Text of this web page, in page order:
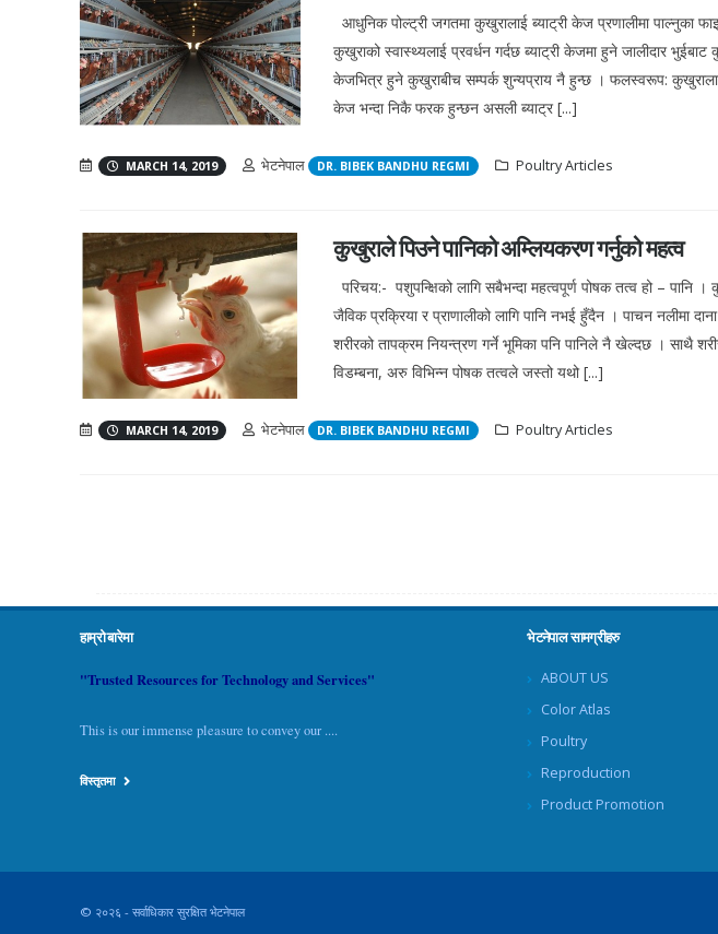
आधुनिक पोल्ट्री जगतमा कुखुरालाई ब्याट्री केज प्रणालीमा पाल्नुका
कुखुराको स्वास्थ्यलाई प्रवर्धन गर्दछ ब्याट्री केजमा हुने जालीदार
केजभित्र हुने कुखुराबीच सम्पर्क शुन्यप्राय नै हुन्छ । फलस्वरूप: कुखुरालाई
केज भन्दा निकै फरक हुन्छन असली ब्याट्र [...]
MARCH 14, 2019 भेटनेपाल DR. BIBEK BANDHU REGMI Poultry Articles
कुखुराले पिउने पानिको अम्लियकरण गर्नुको महत्व
परिचय:- पशुपन्क्षिको लागि सबैभन्दा महत्वपूर्ण पोषक तत्व हो – पानि
जैविक प्रक्रिया र प्राणालीको लागि पानि नभई हुँदैन । पाचन नलीमा
शरीरको तापक्रम नियन्त्रण गर्ने भूमिका पनि पानिले नै खेल्दछ । साथै
विडम्बना, अरु विभिन्न पोषक तत्वले जस्तो यथो [...]
MARCH 14, 2019 भेटनेपाल DR. BIBEK BANDHU REGMI Poultry Articles
हाम्रो बारेमा
"Trusted Resources for Technology and Services"
This is our immense pleasure to convey our ....
विस्तृतमा
भेटनेपाल सामग्रीहरु
ABOUT US
Color Atlas
Poultry
Reproduction
Product Promotion
© २०२६ - सर्वाधिकार सुरक्षित भेटनेपाल